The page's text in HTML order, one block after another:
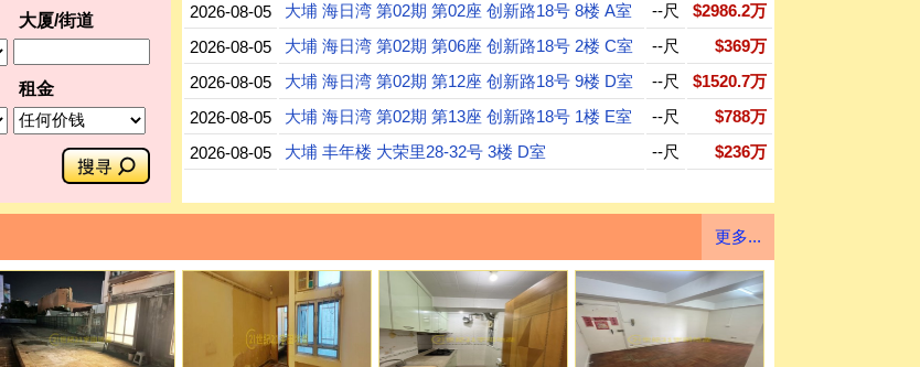
大厦/街道
租金
2026-08-05 大埔 海日湾 第02期 第02座 创新路18号 8楼 A室 --尺
$2986.2万
2026-08-05
大埔 海日湾 第02期 第06座 创新路18号 2楼 C室 --尺
$369万
2026-08-05
大埔 海日湾 第02期 第12座 创新路18号 9楼 D室 --尺
$1520.7万
2026-08-05
大埔 海日湾 第02期 第13座 创新路18号 1楼 E室 --尺
$788万
2026-08-05
大埔 丰年楼 大荣里28-32号 3楼 D室 --尺 $236万
更多...